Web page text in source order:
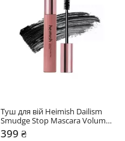
Туш для вій Heimish Dailism
Smudge Stop Mascara Volume
New
399 ₴